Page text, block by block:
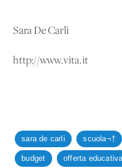
Sara De Carli
http://www.vita.it
sara de carli scuola¬†
budget offerta